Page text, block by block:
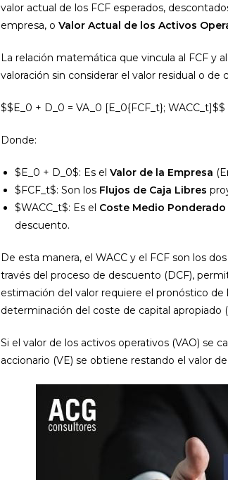
valor actual de los FCF esperados,
empresa, o Valor Actual de los Activos
La relación matemática que vincula al FCF y
valoración sin considerar el valor residual o
$$E_0 + D_0 = VA_0 [E_0{FCF_t}; WACC_t]$$
Donde:
$E_0 + D_0$: Es el Valor de la Empresa
$FCF_t$: Son los Flujos de Caja Libres
$WACC_t$: Es el Coste Medio
descuento.
De esta manera, el WACC y el FCF son los
través del proceso de descuento (DCF),
estimación del valor requiere el pronóstico de
determinación del coste de capital apropiado
Si el valor de los activos operativos (VAO) se
accionario (VE) se obtiene restando el valor